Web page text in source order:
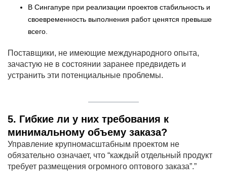
В Сингапуре при реализации проектов стабильность и
своевременность выполнения работ ценятся превыше
всего.
Поставщики, не имеющие международного опыта,
зачастую не в состоянии заранее предвидеть и
устранить эти потенциальные проблемы.
5. Гибкие ли у них требования к
минимальному объему заказа?
Управление крупномасштабным проектом не
обязательно означает, что “каждый отдельный продукт
требует размещения огромного оптового заказа”.”